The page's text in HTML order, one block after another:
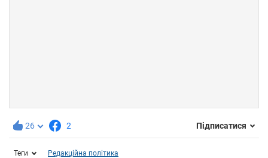
26 2 Підписатися
Теги Редакційна політика